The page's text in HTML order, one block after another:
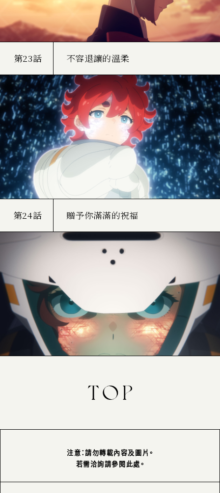
第23話 不容退讓的溫柔
第24話 贈予你滿滿的祝福
注意：請勿轉載內容及圖片。
若需洽詢請參閱此處。